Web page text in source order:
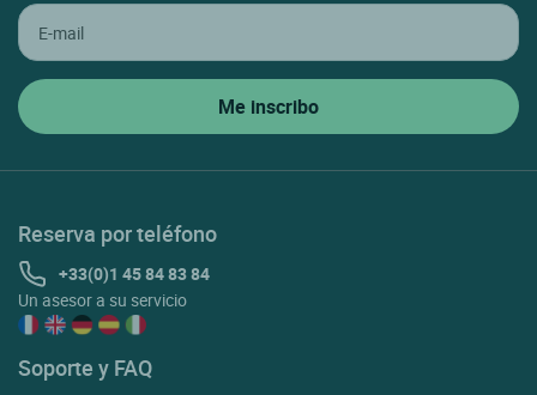
Reserva por teléfono
+33(0)1 45 84 83 84
Un asesor a su servicio
Soporte y FAQ